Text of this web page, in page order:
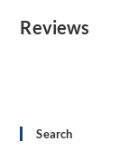
Reviews
Search